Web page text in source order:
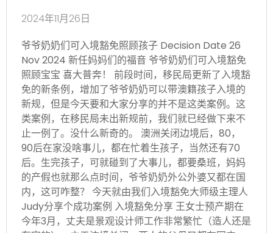
2024年11月26日
爷爷奶奶们可入境豁免照顾孩子 Decision Date 26
Nov 2024 新任妈妈们的福音 爷爷奶奶们可入境豁免
照顾宝宝 喜大普奔！ 前段时间，移民局更新了入境豁
免的新条例，增加了爷爷奶奶可以带澳籍孩子入境的
新规，但是今天要和大家分享的并不是这类案例。这
类案例，在移民局未出新规前，我们就已经做下来不
止一例了。没什么新奇的。 澳洲关闭边境后，80，
90后在家没啥事儿，都在忙着生孩子，当然还有70
后。生完孩子，可就碰到了大事儿，都要桑班，妈妈
的产假也就那么点时间，爷爷奶奶外公外婆又都在国
内，这可咋整？ 今天就由我们入境豁免大师级主理人
Judy分享个成功案例 入境豁免分享 王女士预产期在
今年3月，丈夫是景观设计师工作非常繁忙（造人还是